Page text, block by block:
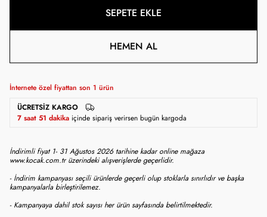
SEPETE EKLE
HEMEN AL
İnternete özel fiyattan son 1 ürün
ÜCRETSIZ KARGO
7 saat 51 dakika içinde sipariş verirsen bugün kargoda
İndirimli fiyat 1- 31 Ağustos 2026 tarihine kadar online mağaza
www.kocak.com.tr üzerindeki alışverişlerde geçerlidir.
- İndirim kampanyası seçili ürünlerde geçerli olup stoklarla sınırlıdır ve başka
kampanyalarla birleştirilemez.
- Kampanyaya dahil stok sayısı her ürün sayfasında belirtilmektedir.